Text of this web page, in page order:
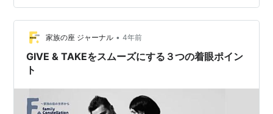
の関心両方合わせ持つ点です。 成功しているギバーは、
他社重視ではありますが、しっかりと利己的な部分を持
っています。自己犠牲までして他社に貢献しようとする
と、それはただ燃え尽きてしまうだけです。 同じ著書に
記載されています。「…
家族の座 ジャーナル • 4年前
GIVE & TAKEをスムーズにする３つの着眼ポイン
ト